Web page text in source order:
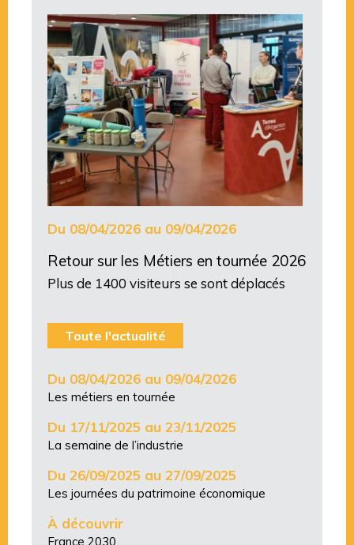
Du 08/04/2026 au 09/04/2026
Retour sur les Métiers en tournée 2026
Plus de 1400 visiteurs se sont déplacés
Toute l'actualité
Du 08/04/2026 au 09/04/2026
Les métiers en tournée
Du 17/11/2025 au 23/11/2025
La semaine de l’industrie
Du 26/09/2025 au 27/09/2025
Les journées du patrimoine économique
À découvrir
France 2030